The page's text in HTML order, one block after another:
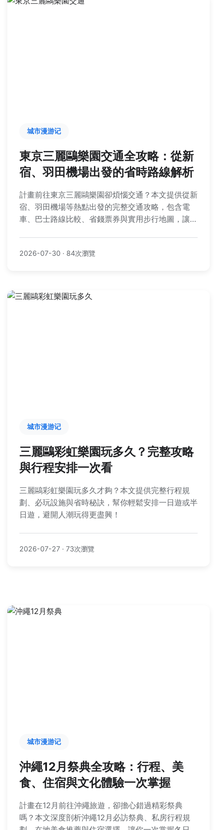
城市漫游记
東京三麗鷗樂園交通全攻略：從新
宿、羽田機場出發的省時路線解析
計畫前往東京三麗鷗樂園卻煩惱交通？本文提供從新
宿、羽田機場等熱點出發的完整交通攻略，包含電
車、巴士路線比較、省錢票券與實用步行地圖，讓你
2026-07-30 · 84次瀏覽
城市漫游记
三麗鷗彩虹樂園玩多久？完整攻略
與行程安排一次看
三麗鷗彩虹樂園玩多久才夠？本文提供完整行程規
劃、必玩設施與省時秘訣，幫你輕鬆安排一日遊或半
日遊，避開人潮玩得更盡興！
2026-07-27 · 73次瀏覽
城市漫游记
沖繩12月祭典全攻略：行程、美
食、住宿與文化體驗一次掌握
計畫在12月前往沖繩旅遊，卻擔心錯過精彩祭典
嗎？本文深度剖析沖繩12月必訪祭典、私房行程規